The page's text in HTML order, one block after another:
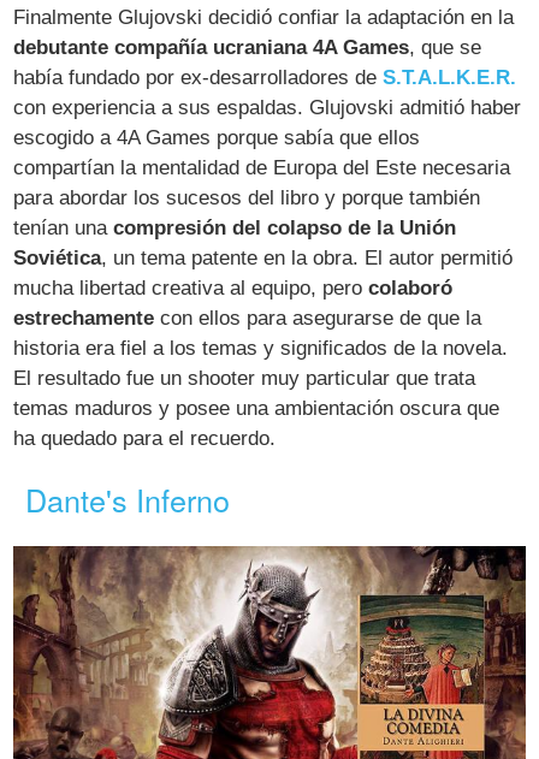
Finalmente Glujovski decidió confiar la adaptación en la
debutante compañía ucraniana 4A Games, que se
había fundado por ex-desarrolladores deS.T.A.L.K.E.R.
con experiencia a sus espaldas. Glujovski admitió haber
escogido a 4A Games porque sabía que ellos
compartían la mentalidad de Europa del Este necesaria
para abordar los sucesos del libro y porque también
tenían unacompresión del colapso de la Unión
Soviética, un tema patente en la obra. El autor permitió
mucha libertad creativa al equipo, perocolaboró
estrechamente con ellos para asegurarse de que la
historia era fiel a los temas y significados de la novela.
El resultado fue un shooter muy particular que trata
temas maduros y posee una ambientación oscura que
ha quedado para el recuerdo.
Dante's Inferno